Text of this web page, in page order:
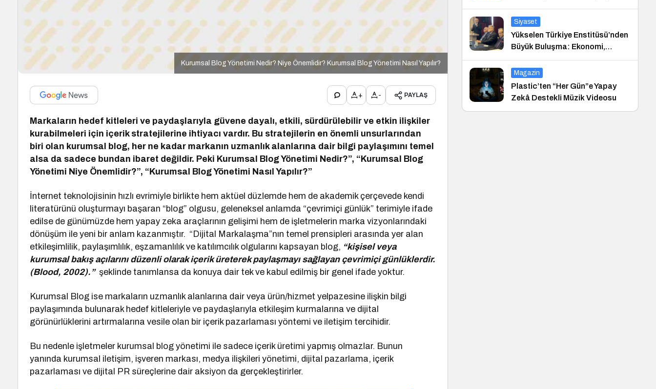
Kurumsal Blog Yönetimi Nedir? Niye Önemlidir? Kurumsal Blog Yönetimi Nasıl Yapılır?
+ - PAYLAŞ
Markaların hedef kitleleri ve paydaşlarıyla güvene dayalı, etkili, sürdürülebilir ve etkin ilişkiler
kurabilmeleri için içerik stratejilerine ihtiyacı vardır. Bu stratejilerin en önemli unsurlarından
biri olan kurumsal blog, her ne kadar markanın uzmanlık alanlarına dair bilgi paylaşımını temel
alsa da sadece bundan ibaret değildir. Peki Kurumsal Blog Yönetimi Nedir?”, “Kurumsal Blog
Yönetimi Niye Önemlidir?”, “Kurumsal Blog Yönetimi Nasıl Yapılır?”
İnternet teknolojisinin hızlı evrimiyle birlikte hem aktüel düzlemde hem de akademik çerçevede kendi
literatürünü oluşturmayı başaran “blog” olgusu, geleneksel anlamda “çevrimiçi günlük” terimiyle ifade
edilse de günümüzde hem yapay zeka araçlarının gelişimi hem de işletmelerin marka vizyonlarındaki
dönüşüm ile yeni bir anlam kazanmıştır. “Dijital Markalaşma”nın temel prensipleri arasında yer alan
etkileşimlilik, paylaşımlılık, eşzamanlılık ve katılımcılık olgularını kapsayan blog, “kişisel veya
kurumsal bakış açılarını düzenli olarak içerik üreterek paylaşmayı sağlayan çevrimiçi günlüklerdir.
(Blood, 2002).”şeklinde tanımlansa da konuya dair tek ve kabul edilmiş bir genel ifade yoktur.
Kurumsal Blog ise markaların uzmanlık alanlarına dair veya ürün/hizmet yelpazesine ilişkin bilgi
paylaşımında bulunarak hedef kitleleriyle ve paydaşlarıyla etkileşim kurmalarına ve dijital
görünürlüklerini artırmalarına vesile olan bir içerik pazarlaması yöntemi ve iletişim tercihidir.
Bu nedenle işletmeler kurumsal blog yönetimi ile sadece içerik üretimi yapmış olmazlar. Bunun
yanında kurumsal iletişim, işveren markası, medya ilişkileri yönetimi, dijital pazarlama, içerik
pazarlaması ve dijital PR süreçlerine dair aksiyon da gerçekleştirirler.
Anlamlı Ziyaret
Siyaset
Yükselen Türkiye Enstitüsü’nden
Büyük Buluşma: Ekonomi,
Güvenlik Politikaları ve Hukuk
Konferansı
Magazin
Plastic’ten “Her Gün”e Yapay
Zekâ Destekli Müzik Videosu